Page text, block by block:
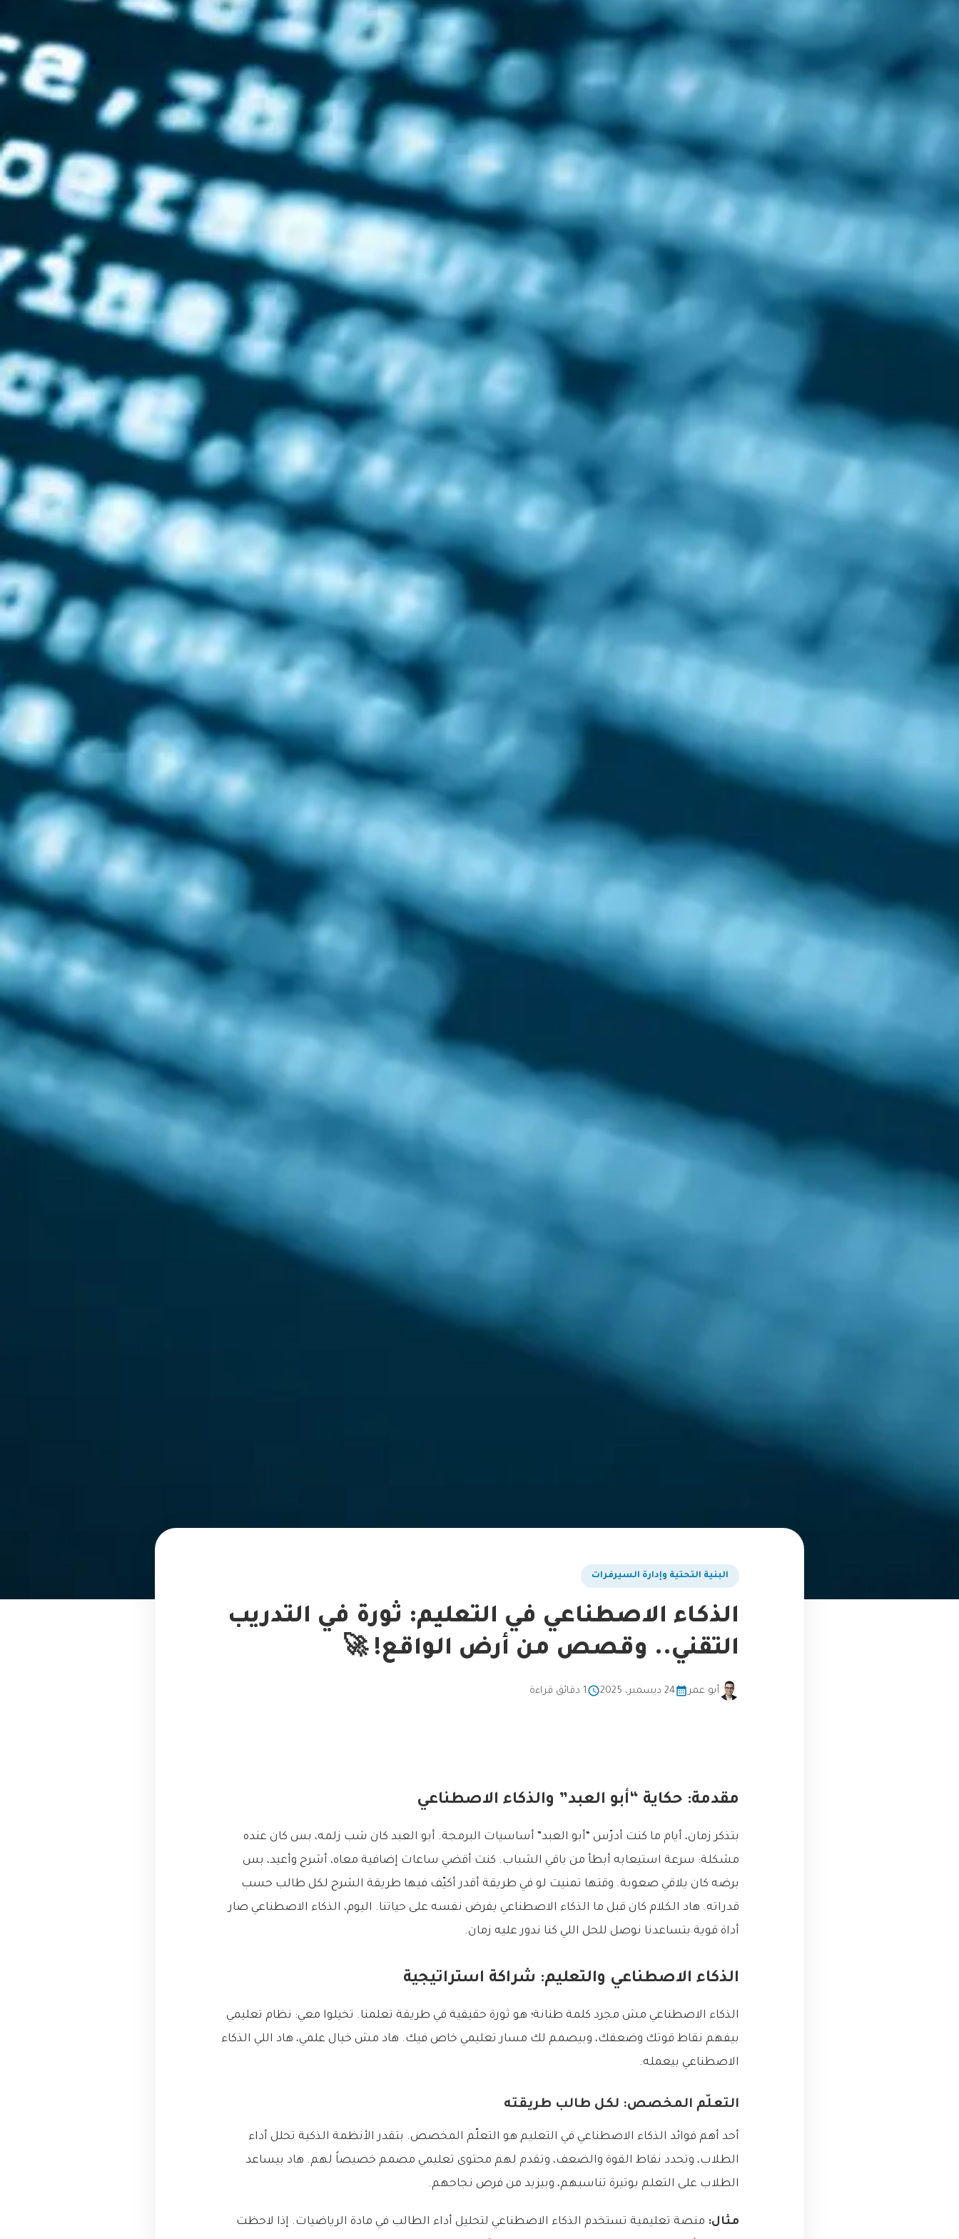
البنية التحتية وإدارة السيرفرات
الذكاء الاصطناعي في التعليم: ثورة في التدريب
التقني.. وقصص من أرض الواقع! 🚀
أبو عمر 24 ديسمبر، 2025 1 دقائق قراءة
مقدمة: حكاية “أبو العبد” والذكاء الاصطناعي
بتذكر زمان، أيام ما كنت أدرّس “أبو العبد” أساسيات البرمجة. أبو العبد كان شب زلمه، بس كان عنده
مشكلة: سرعة استيعابه أبطأ من باقي الشباب. كنت أقضي ساعات إضافية معاه، أشرح وأعيد، بس
برضه كان يلاقي صعوبة. وقتها تمنيت لو في طريقة أقدر أكيّف فيها طريقة الشرح لكل طالب حسب
قدراته. هاد الكلام كان قبل ما الذكاء الاصطناعي يفرض نفسه على حياتنا. اليوم، الذكاء الاصطناعي صار
أداة قوية بتساعدنا نوصل للحل اللي كنا ندور عليه زمان.
الذكاء الاصطناعي والتعليم: شراكة استراتيجية
الذكاء الاصطناعي مش مجرد كلمة طنانة؛ هو ثورة حقيقية في طريقة تعلمنا. تخيلوا معي: نظام تعليمي
بيفهم نقاط قوتك وضعفك، وبيصمم لك مسار تعليمي خاص فيك. هاد مش خيال علمي، هاد اللي الذكاء
الاصطناعي بيعمله.
التعلّم المخصص: لكل طالب طريقته
أحد أهم فوائد الذكاء الاصطناعي في التعليم هو التعلّم المخصص. بتقدر الأنظمة الذكية تحلل أداء
الطلاب، وتحدد نقاط القوة والضعف، وتقدم لهم محتوى تعليمي مصمم خصيصاً لهم. هاد بيساعد
الطلاب على التعلم بوتيرة تناسبهم، وبيزيد من فرص نجاحهم.
مثال: منصة تعليمية تستخدم الذكاء الاصطناعي لتحليل أداء الطالب في مادة الرياضيات. إذا لاحظت